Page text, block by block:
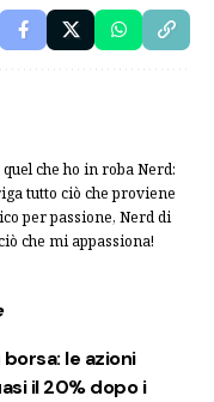
che ho in roba Nerd:
tutto ciò che proviene
per passione, Nerd di
che mi appassiona!
le azioni
il 20% dopo i